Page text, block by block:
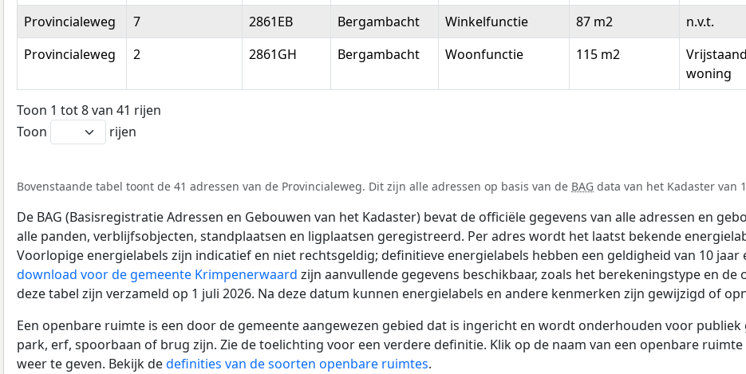
Provincialeweg
7 2861EB Bergambacht Winkelfunctie 87 m2 n.v.t.
Provincialeweg
2 2861GH Bergambacht Woonfunctie 115 m2
woning
Toon 1 tot 8 van 41 rijen
Toon
rijen
Bovenstaande tabel toont de 41 adressen van de Provincialeweg. Dit zijn alle adressen op basis van de BAG data van het Kadaster van
De BAG (Basisregistratie Adressen en Gebouwen van het Kadaster) bevat de officiële gegevens van alle adressen en
alle panden, verblijfsobjecten, standplaatsen en ligplaatsen geregistreerd. Per adres wordt het laatst bekende
Voorlopige energielabels zijn indicatief en niet rechtsgeldig; definitieve energielabels hebben een geldigheid van 10
download voor de gemeente Krimpenerwaard zijn aanvullende gegevens beschikbaar, zoals het berekeningstype en
deze tabel zijn verzameld op 1 juli 2026. Na deze datum kunnen energielabels en andere kenmerken zijn gewijzigd of
Een openbare ruimte is een door de gemeente aangewezen gebied dat is ingericht en wordt onderhouden voor
park, erf, spoorbaan of brug zijn. Zie de toelichting voor een verdere definitie. Klik op de naam van een openbare
weer te geven. Bekijk dedefinities van de soorten openbare ruimtes.